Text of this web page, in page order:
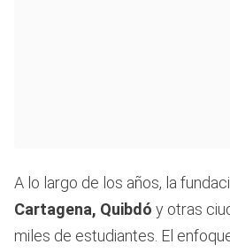
A lo largo de los años, la
Cartagena, Quibdó y otras
miles de estudiantes. El